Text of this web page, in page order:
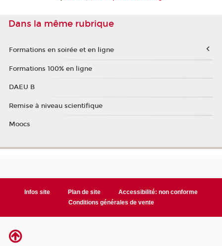
Dans la même rubrique
Formations en soirée et en ligne
Formations 100% en ligne
DAEU B
Remise à niveau scientifique
Moocs
Infos site Plan de site
Accessibilité: non conforme
Conditions générales de vente